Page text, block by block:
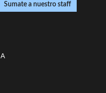
Sumate a nuestro staff